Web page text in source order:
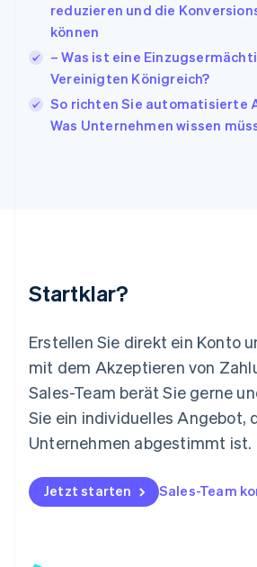
reduzieren und die
können
– Was ist eine
Vereinigten Königreich?
So richten Sie automatisierte
Was Unternehmen wissen
Startklar?
Erstellen Sie direkt ein Konto
mit dem Akzeptieren von
Sales-Team berät Sie gerne
Sie ein individuelles Angebot,
Unternehmen abgestimmt ist.
Jetzt starten Sales-Team
EnglishFrançais
Kroatien
English Italiano
Lettland
Liechtenstein
DeutschEnglish
Mexiko
English
Niederlande
Nederlands English
Norwegen
English
Österreich
Polen
English
Portugal